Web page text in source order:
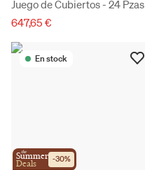
Juego de Cubiertos - 24 Pzas
647,65 €
En stock
the
Summer
Deals -30%